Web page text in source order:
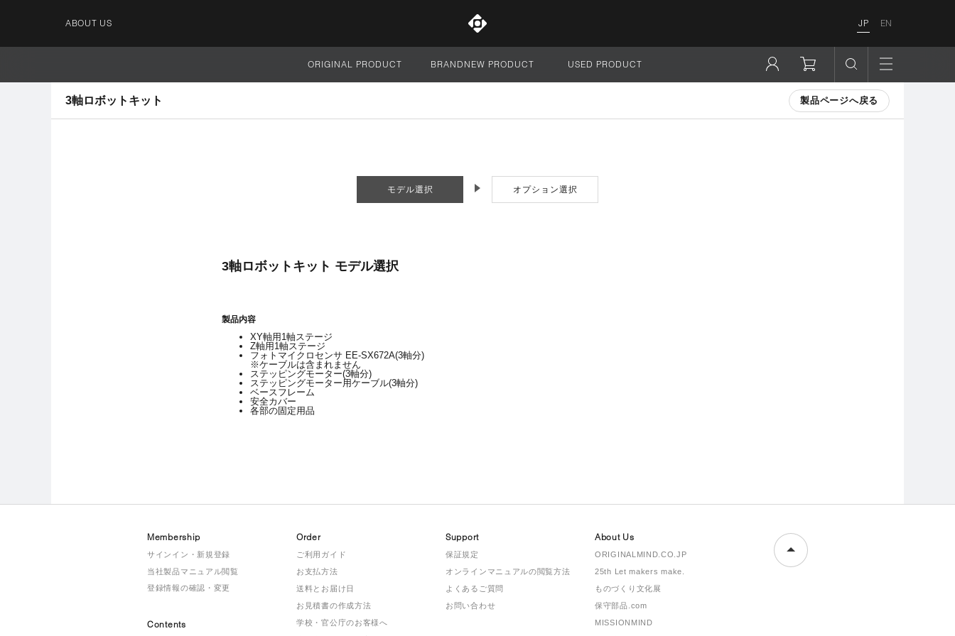
ABOUT US JP EN
サイト全体
ORIGINAL PRODUCT BRANDNEW PRODUCT USED PRODUCT
3軸ロボットキット 製品ページへ戻る
モデル選択 オプション選択
3軸ロボットキット モデル選択
製品内容
XY軸用1軸ステージ
Z軸用1軸ステージ
フォトマイクロセンサ EE-SX672A(3軸分)
※ケーブルは含まれません
ステッピングモーター(3軸分)
ステッピングモーター用ケーブル(3軸分)
ベースフレーム
安全カバー
各部の固定用品
Membership
サインイン・新規登録
当社製品マニュアル閲覧
登録情報の確認・変更
Contents
Order
ご利用ガイド
お支払方法
送料とお届け日
お見積書の作成方法
学校・官公庁のお客様へ
Support
保証規定
オンラインマニュアルの閲覧方法
よくあるご質問
お問い合わせ
About Us
ORIGINALMIND.CO.JP
25th Let makers make.
ものづくり文化展
保守部品.com
MISSIONMIND